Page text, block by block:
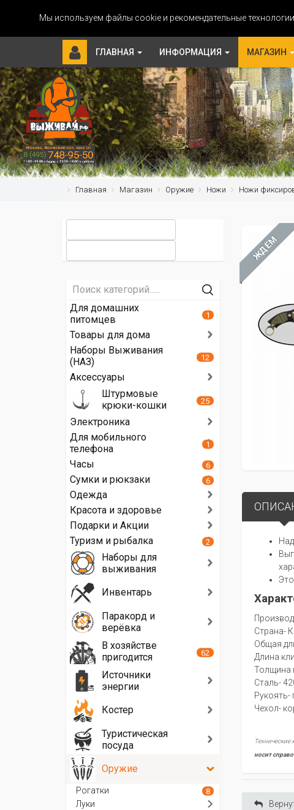
Мы используем файлы cookie и рекомендательные
ГЛАВНАЯ ИНФОРМАЦИЯ МАГАЗИН
Главная Магазин Оружие Ножи Ножи
ЖДЁМ
Страна-
Oбщая
Длина
Толщина
Сталь-
Рукоять-
Чехол-
Технические
носит
Для домашних
питомцев
1
Товары для дома
Наборы Выживания
(НАЗ)
12
Аксессуары
Штурмовые
крюки-кошки
25
Электроника
Для мобильного
телефона
1
Часы 6
Сумки и рюкзаки 6
Одежда
Красота и здоровье
Подарки и Акции
Туризм и рыбалка
2
Наборы для
выживания
Инвентарь
Паракорд и
верёвка
В хозяйстве
пригодится
62
Источники
энергии
Костер
Туристическая
посуда
Оружие
Рогатки 8
Луки